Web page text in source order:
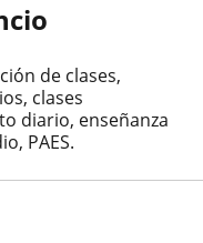
de clases,
clases
diario, enseñanza
PAES.